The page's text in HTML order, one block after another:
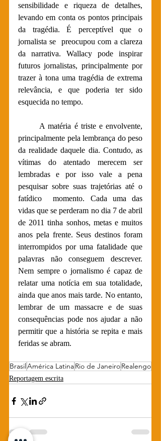
sensibilidade e riqueza de detalhes,
levando em conta os pontos principais
da tragédia. É perceptível que o
jornalista se  preocupou com a clareza
da narrativa. Wallacy pode inspirar
futuros jornalistas, principalmente por
trazer à tona uma tragédia de extrema
relevância, e que poderia ter sido
esquecida no tempo.
A matéria é triste e envolvente,
principalmente pela lembrança do peso
da realidade daquele dia. Contudo, as
vítimas do atentado merecem ser
lembradas e por isso vale a pena
pesquisar sobre suas trajetórias até o
fatídico  momento. Cada uma das
vidas que se perderam no dia 7 de abril
de 2011 tinha sonhos, metas e muitos
anos pela frente. Seus destinos foram
interrompidos por uma fatalidade que
palavras não conseguem descrever.
Nem sempre o jornalismo é capaz de
relatar uma notícia em sua totalidade,
ainda que anos mais tarde. No entanto,
lembrar de um massacre e de suas
consequências pode nos ajudar a não
permitir que a história se repita e mais
feridas se abram.
Brasil América LatinaRio de JaneiroRealengo
Reportagem escrita